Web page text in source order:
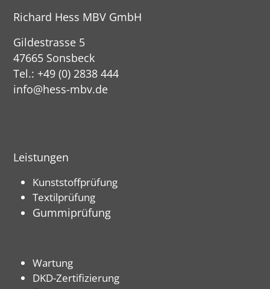
Richard Hess MBV GmbH
Gildestrasse 5
47665 Sonsbeck
Tel.: +49 (0) 2838 444
info@hess-mbv.de
Leistungen
Kunststoffprüfung
Textilprüfung
Gummiprüfung
Wartung
DKD-Zertifizierung